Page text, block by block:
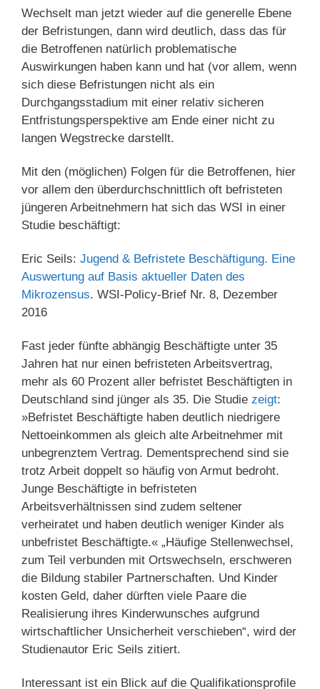
Wechselt man jetzt wieder auf die generelle Ebene
der Befristungen, dann wird deutlich, dass das für
die Betroffenen natürlich problematische
Auswirkungen haben kann und hat (vor allem, wenn
sich diese Befristungen nicht als ein
Durchgangsstadium mit einer relativ sicheren
Entfristungsperspektive am Ende einer nicht zu
langen Wegstrecke darstellt.
Mit den (möglichen) Folgen für die Betroffenen, hier
vor allem den überdurchschnittlich oft befristeten
jüngeren Arbeitnehmern hat sich das WSI in einer
Studie beschäftigt:
Eric Seils: Jugend & Befristete Beschäftigung. Eine
Auswertung auf Basis aktueller Daten des
Mikrozensus. WSI-Policy-Brief Nr. 8, Dezember
2016
Fast jeder fünfte abhängig Beschäftigte unter 35
Jahren hat nur einen befristeten Arbeitsvertrag,
mehr als 60 Prozent aller befristet Beschäftigten in
Deutschland sind jünger als 35. Die Studie zeigt:
»Befristet Beschäftigte haben deutlich niedrigere
Nettoeinkommen als gleich alte Arbeitnehmer mit
unbegrenztem Vertrag. Dementsprechend sind sie
trotz Arbeit doppelt so häufig von Armut bedroht.
Junge Beschäftigte in befristeten
Arbeitsverhältnissen sind zudem seltener
verheiratet und haben deutlich weniger Kinder als
unbefristet Beschäftigte.« „Häufige Stellenwechsel,
zum Teil verbunden mit Ortswechseln, erschweren
die Bildung stabiler Partnerschaften. Und Kinder
kosten Geld, daher dürften viele Paare die
Realisierung ihres Kinderwunsches aufgrund
wirtschaftlicher Unsicherheit verschieben“, wird der
Studienautor Eric Seils zitiert.
Interessant ist ein Blick auf die Qualifikationsprofile